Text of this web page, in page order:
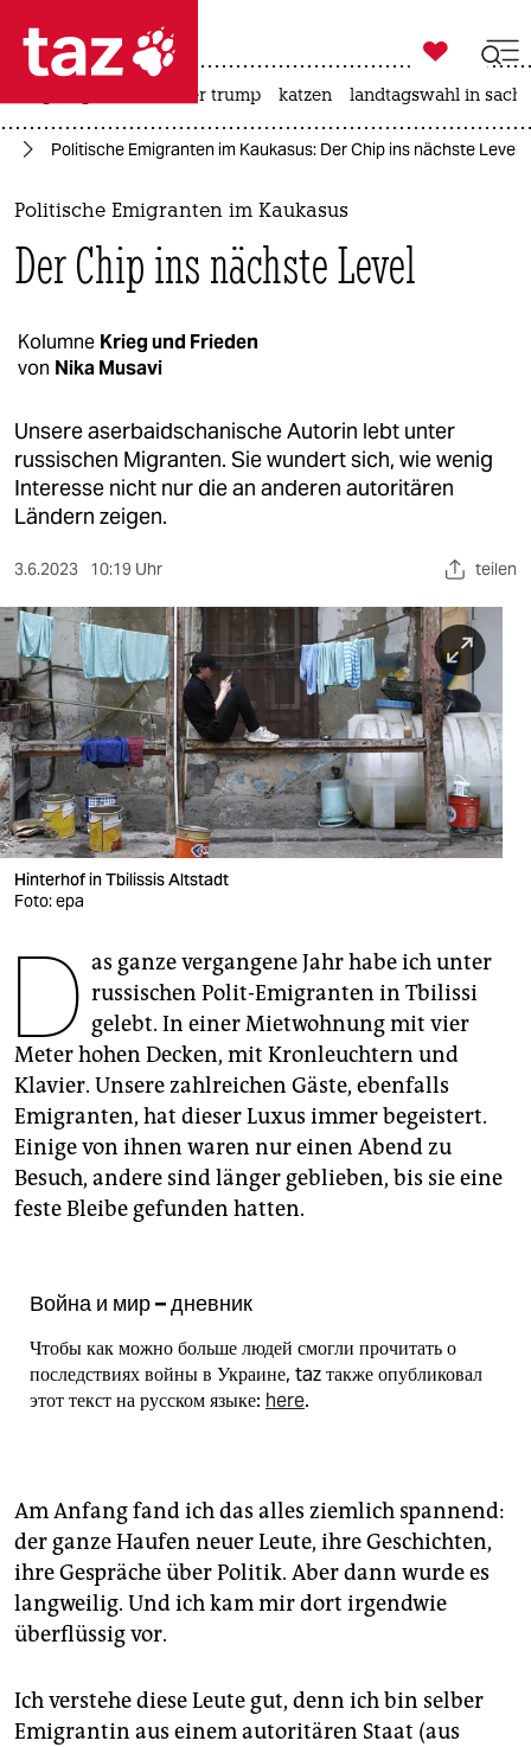
 taz zahl ich
taz zahl ich
themen
politik
gesellschaft
kultur
sport
berlin
nord
wahrheit
verlag
verlag
veranstaltungen
shop
fragen & hilfe
genossenschaft
epaper login

taz zahl ich
usa unter trump katzen landtagswahl in
Politische Emigranten im Kaukasus: Der Chip ins nächste Level
Politische Emigranten im Kaukasus
Der Chip ins nächste Level
Kolumne Krieg und Frieden
von Nika Musavi
Unsere aserbaidschanische Autorin lebt unter
russischen Migranten. Sie wundert sich, wie wenig
Interesse nicht nur die an anderen autoritären
Ländern zeigen.
3.6.2023 10:19 Uhr teilen
Hinterhof in Tbilissis Altstadt
Foto: epa
D as ganze vergangene Jahr habe ich unter
russischen Polit-Emigranten in Tbilissi
gelebt. In einer Mietwohnung mit vier
Meter hohen Decken, mit Kronleuchtern und
Klavier. Unsere zahlreichen Gäste, ebenfalls
Emigranten, hat dieser Luxus immer begeistert.
Einige von ihnen waren nur einen Abend zu
Besuch, andere sind länger geblieben, bis sie eine
feste Bleibe gefunden hatten.
Война и мир – дневник
Чтобы как можно больше людей смогли прочитать о
последствиях войны в Украине, taz также опубликовал
этот текст на русском языке: here.
Am Anfang fand ich das alles ziemlich spannend:
der ganze Haufen neuer Leute, ihre Geschichten,
ihre Gespräche über Politik. Aber dann wurde es
langweilig. Und ich kam mir dort irgendwie
überflüssig vor.
Ich verstehe diese Leute gut, denn ich bin selber
Emigrantin aus einem autoritären Staat (aus